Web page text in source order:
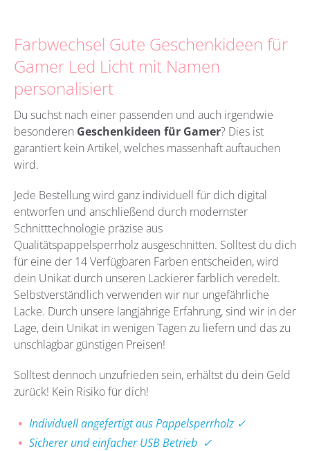
Farbwechsel Gute Geschenkideen für
Gamer Led Licht mit Namen
personalisiert
Du suchst nach einer passenden und auch irgendwie
besonderen Geschenkideen für Gamer? Dies ist
garantiert kein Artikel, welches massenhaft auftauchen
wird.
Jede Bestellung wird ganz individuell für dich digital
entworfen und anschließend durch modernster
Schnitttechnologie präzise aus
Qualitätspappelsperrholzausgeschnitten. Solltest du dich
für eine der 14 Verfügbaren Farben entscheiden, wird
dein Unikat durch unseren Lackierer farblich veredelt.
Selbstverständlich verwenden wir nur ungefährliche
Lacke. Durch unsere langjährige Erfahrung, sind wir in der
Lage, dein Unikat in wenigen Tagen zu liefern und das zu
unschlagbar günstigen Preisen!
Solltest dennoch unzufrieden sein, erhältst du dein Geld
zurück! Kein Risiko für dich!
Individuell angefertigt aus Pappelsperrholz ✓
Sicherer und einfacher USB Betrieb ✓